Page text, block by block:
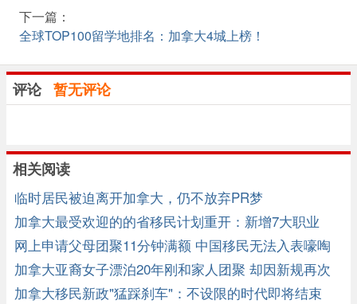
下一篇：
全球TOP100留学地排名：加拿大4城上榜！
评论 暂无评论
相关阅读
临时居民被迫离开加拿大，仍不放弃PR梦
加拿大最受欢迎的的省移民计划重开：新增7大职业
网上申请父母团聚11分钟满额 中国移民无法入表嚎啕
大哭
加拿大亚裔女子漂泊20年刚和家人团聚 却因新规再次
分离!
加拿大移民新政"猛踩刹车"：不设限的时代即将结束